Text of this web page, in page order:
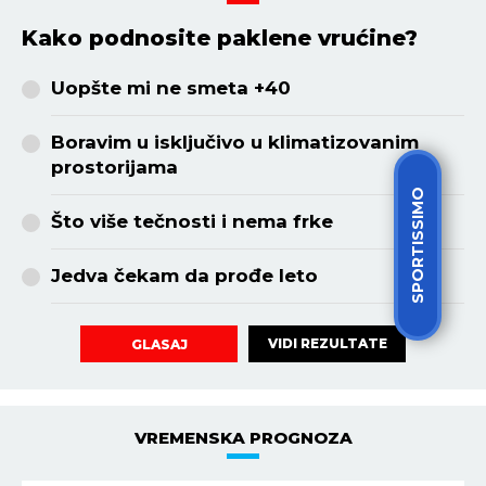
SPORTISSIMO
Kako podnosite paklene vrućine?
Uopšte mi ne smeta +40
Boravim u isključivo u klimatizovanim
prostorijama
Što više tečnosti i nema frke
Jedva čekam da prođe leto
GLASAJ VIDI REZULTATE
VREMENSKA PROGNOZA